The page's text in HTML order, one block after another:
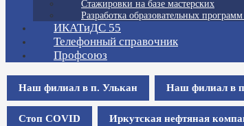
Стажировки на базе мастерских
Разработка образовательных
ИКАТиДС 55
Телефонный справочник
Профсоюз
Наш филиал в п. Улькан Наш филиал в
Стоп COVID Иркутская нефтяная